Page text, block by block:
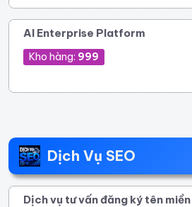
AI Enterprise Platform
Kho hàng: 999
Dịch Vụ SEO
Dịch vụ tư vấn đăng ký tên miền